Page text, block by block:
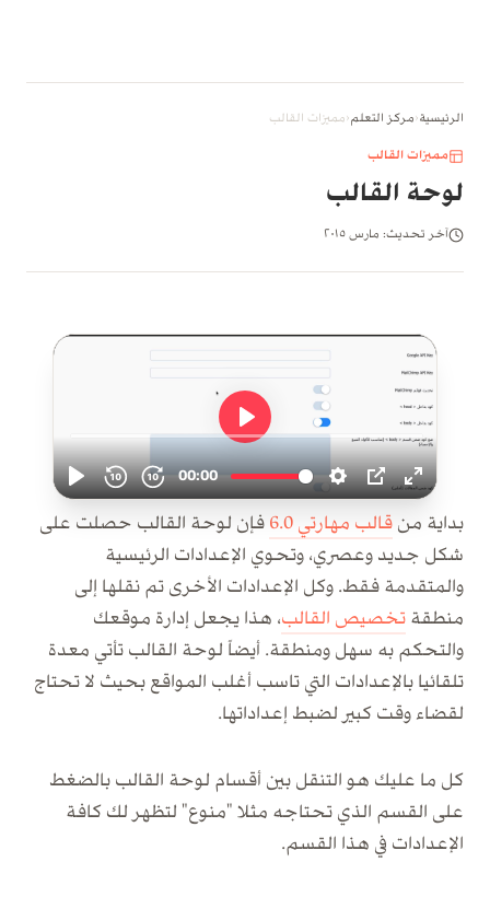
الرئيسية‹مركز التعلم‹مميزات القالب
مميزات القالب
لوحة القالب
آخر تحديث: مارس ٢٠١٥
بداية منقالب مهارتي 6.0
فإن لوحة القالب حصلت على
شكل جديد وعصري، وتحوي الإعدادات الرئيسية
والمتقدمة فقط. وكل الإعدادات الأخرى تم نقلها إلى
منطقةتخصيص القالب، هذا يجعل إدارة موقعك
والتحكم به سهل ومنطقة. أيضاً لوحة القالب تأتي معدة
تلقائيا بالإعدادات التي تاسب أغلب المواقع بحيث لا تحتاج
لقضاء وقت كبير لضبط إعداداتها.
كل ما عليك هو التنقل بين أقسام لوحة القالب بالضغط
على القسم الذي تحتاجه مثلا "منوع" لتظهر لك كافة
الإعدادات في هذا القسم.